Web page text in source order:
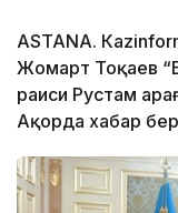
ASTANА.
Жомарт Тоқаев
раиси Рустам
Ақорда хабар